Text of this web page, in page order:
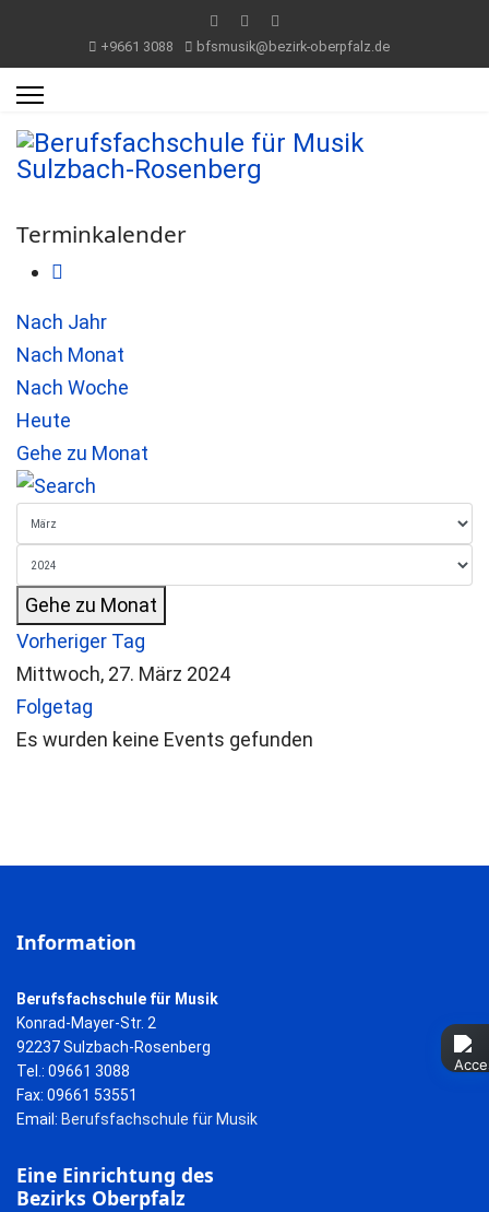
+9661 3088 bfsmusik@bezirk-oberpfalz.de
Terminkalender
Nach Jahr
Nach Monat
Nach Woche
Heute
Gehe zu Monat
Gehe zu Monat
Vorheriger Tag
Mittwoch, 27. März 2024
Folgetag
Es wurden keine Events gefunden
Information
Berufsfachschule für Musik
Konrad-Mayer-Str. 2
92237 Sulzbach-Rosenberg
Tel.: 09661 3088
Fax: 09661 53551
Email: Berufsfachschule für Musik
Eine Einrichtung des
Bezirks Oberpfalz